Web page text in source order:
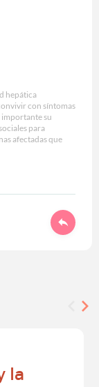
hepática
con síntomas
su
para
afectadas que
la